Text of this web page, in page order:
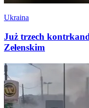
Ukraina
Już trzech
Zełenskim